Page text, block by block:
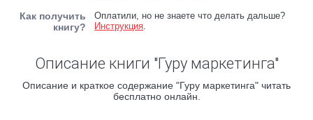
Как получить
книгу?
Оплатили, но не знаете что делать дальше?
Инструкция.
Описание книги "Гуру маркетинга"
Описание и краткое содержание "Гуру маркетинга" читать
бесплатно онлайн.